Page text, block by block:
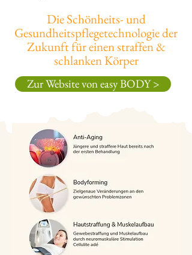
Die Schönheits- und
Gesundheitspflegetechnologie der
Zukunftfür einen straffen &
schlanken Körper
Zur Website von easy BODY >